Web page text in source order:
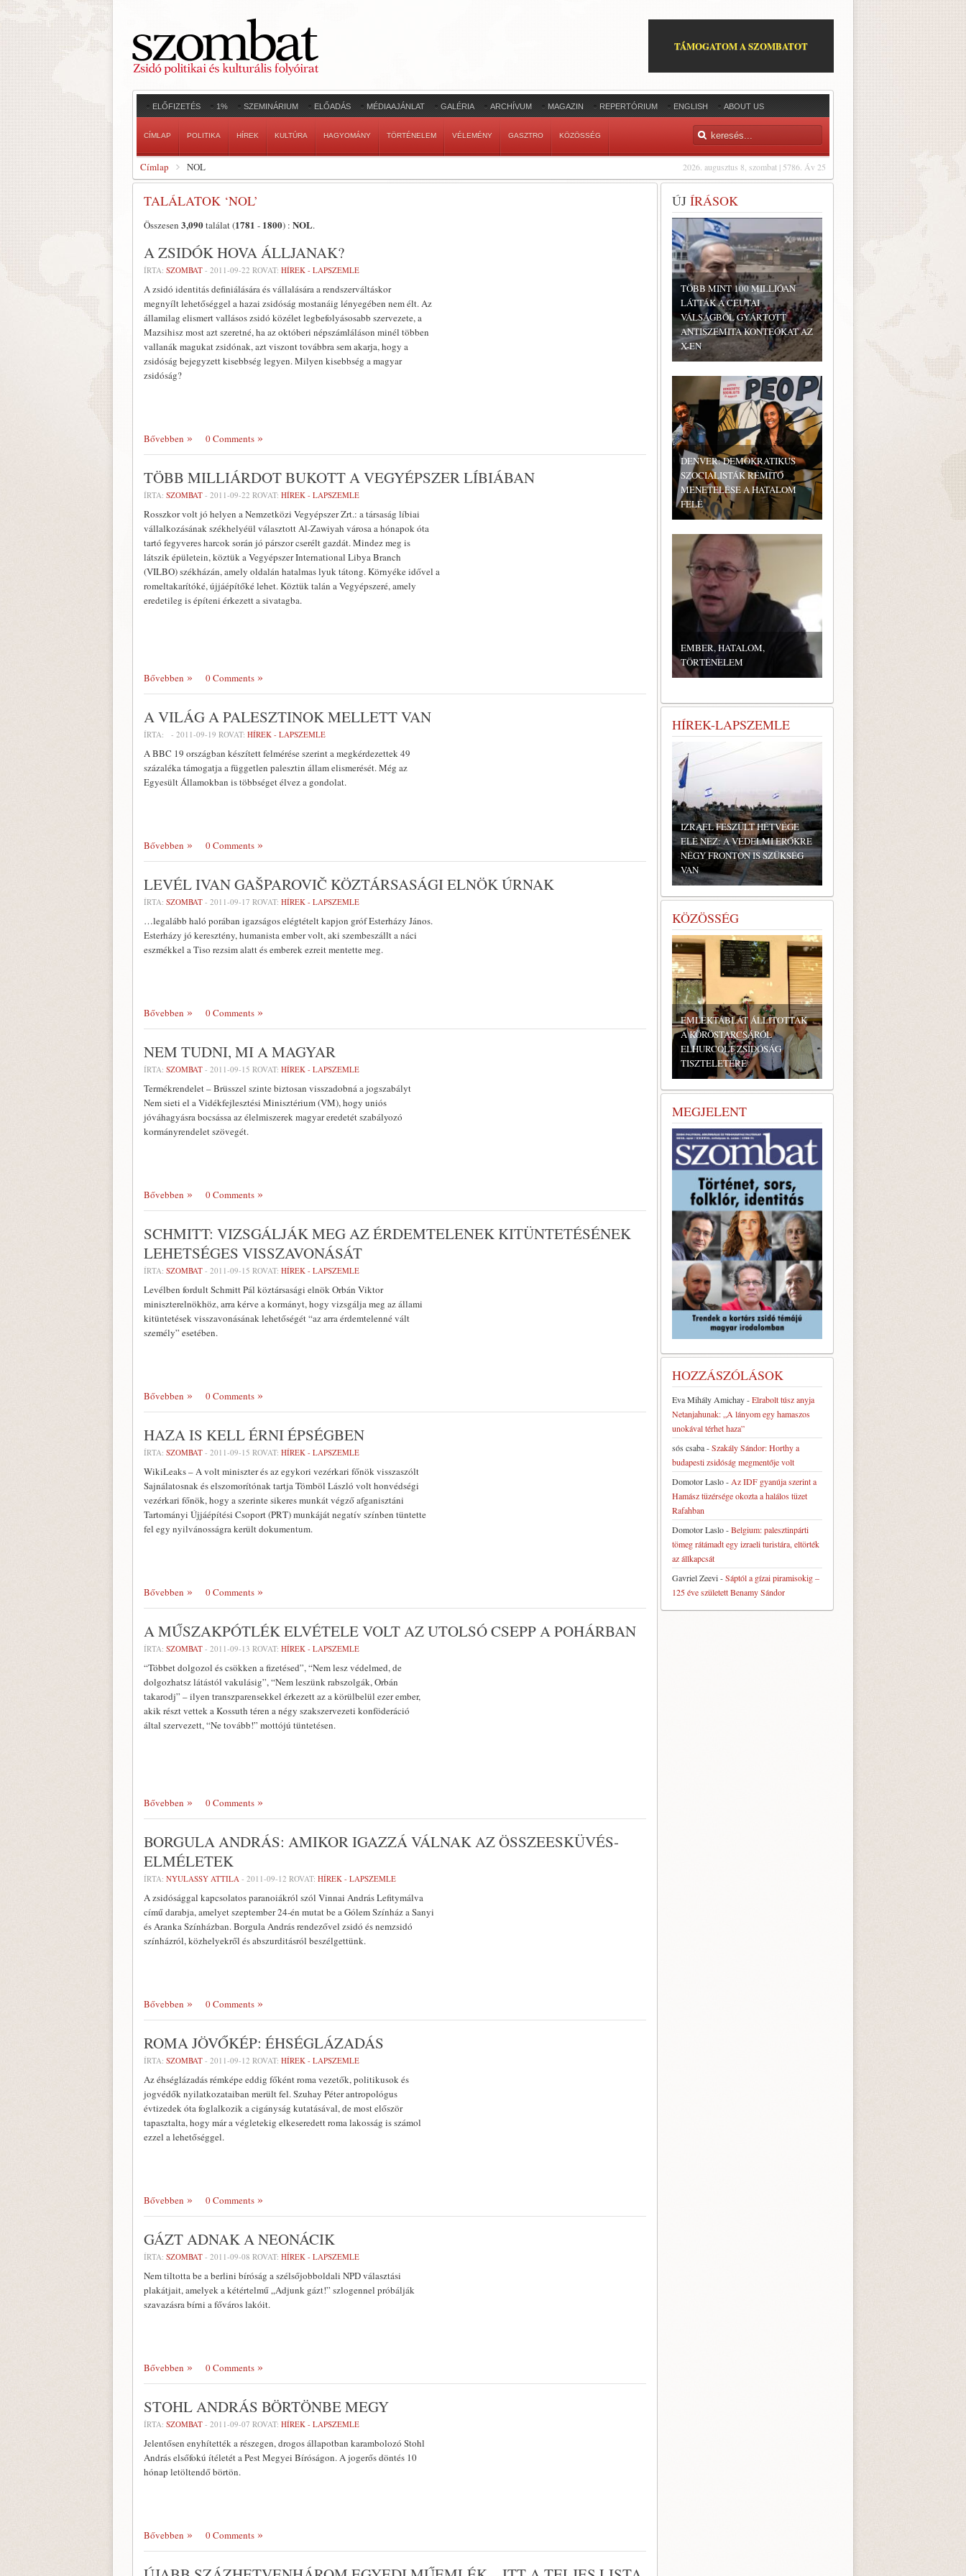
TÁMOGATOM A SZOMBATOT
ELŐFIZETÉS 1% SZEMINÁRIUM ELŐADÁS MÉDIAAJÁNLAT GALÉRIA ARCHÍVUM MAGAZIN REPERTÓRIUM ENGLISH ABOUT US
CÍMLAP POLITIKA HÍREK KULTÚRA HAGYOMÁNY TÖRTÉNELEM VÉLEMÉNY GASZTRO KÖZÖSSÉG
2026. augusztus 8, szombat | 5786. Áv 25
Címlap NOL
TALÁLATOK ‘NOL’
Összesen 3,090találat (1781 - 1800) : NOL.
A ZSIDÓK HOVA ÁLLJANAK?
ÍRTA: SZOMBAT - 2011-09-22 ROVAT: HÍREK - LAPSZEMLE
A zsidó identitás definiálására és vállalására a rendszerváltáskor
megnyílt lehetőséggel a hazai zsidóság mostanáig lényegében nem élt. Az
államilag elismert vallásos zsidó közélet legbefolyásosabb szervezete, a
Mazsihisz most azt szeretné, ha az októberi népszámláláson minél többen
vallanák magukat zsidónak, azt viszont továbbra sem akarja, hogy a
zsidóság bejegyzett kisebbség legyen. Milyen kisebbség a magyar
zsidóság?
Bővebben 0 Comments
TÖBB MILLIÁRDOT BUKOTT A VEGYÉPSZER LÍBIÁBAN
ÍRTA: SZOMBAT - 2011-09-22 ROVAT: HÍREK - LAPSZEMLE
Rosszkor volt jó helyen a Nemzetközi Vegyépszer Zrt.: a társaság líbiai
vállalkozásának székhelyéül választott Al-Zawiyah városa a hónapok óta
tartó fegyveres harcok során jó párszor cserélt gazdát. Mindez meg is
látszik épületein, köztük a Vegyépszer International Libya Branch
(VILBO) székházán, amely oldalán hatalmas lyuk tátong. Környéke idővel a
romeltakarítóké, újjáépítőké lehet. Köztük talán a Vegyépszeré, amely
eredetileg is építeni érkezett a sivatagba.
Bővebben 0 Comments
A VILÁG A PALESZTINOK MELLETT VAN
ÍRTA: - 2011-09-19 ROVAT: HÍREK - LAPSZEMLE
A BBC 19 országban készített felmérése szerint a megkérdezettek 49
százaléka támogatja a független palesztin állam elismerését. Még az
Egyesült Államokban is többséget élvez a gondolat.
Bővebben 0 Comments
LEVÉL IVAN GAŠPAROVIČ KÖZTÁRSASÁGI ELNÖK ÚRNAK
ÍRTA: SZOMBAT - 2011-09-17 ROVAT: HÍREK - LAPSZEMLE
…legalább haló porában igazságos elégtételt kapjon gróf Esterházy János.
Esterházy jó keresztény, humanista ember volt, aki szembeszállt a náci
eszmékkel a Tiso rezsim alatt és emberek ezreit mentette meg.
Bővebben 0 Comments
NEM TUDNI, MI A MAGYAR
ÍRTA: SZOMBAT - 2011-09-15 ROVAT: HÍREK - LAPSZEMLE
Termékrendelet – Brüsszel szinte biztosan visszadobná a jogszabályt
Nem sieti el a Vidékfejlesztési Minisztérium (VM), hogy uniós
jóváhagyásra bocsássa az élelmiszerek magyar eredetét szabályozó
kormányrendelet szövegét.
Bővebben 0 Comments
SCHMITT: VIZSGÁLJÁK MEG AZ ÉRDEMTELENEK KITÜNTETÉSÉNEK
LEHETSÉGES VISSZAVONÁSÁT
ÍRTA: SZOMBAT - 2011-09-15 ROVAT: HÍREK - LAPSZEMLE
Levélben fordult Schmitt Pál köztársasági elnök Orbán Viktor
miniszterelnökhöz, arra kérve a kormányt, hogy vizsgálja meg az állami
kitüntetések visszavonásának lehetőségét “az arra érdemtelenné vált
személy” esetében.
Bővebben 0 Comments
HAZA IS KELL ÉRNI ÉPSÉGBEN
ÍRTA: SZOMBAT - 2011-09-15 ROVAT: HÍREK - LAPSZEMLE
WikiLeaks – A volt miniszter és az egykori vezérkari főnök visszaszólt
Sajnálatosnak és elszomorítónak tartja Tömböl László volt honvédségi
vezérkari főnök, hogy a szerinte sikeres munkát végző afganisztáni
Tartományi Újjáépítési Csoport (PRT) munkáját negatív színben tüntette
fel egy nyilvánosságra került dokumentum.
Bővebben 0 Comments
A MŰSZAKPÓTLÉK ELVÉTELE VOLT AZ UTOLSÓ CSEPP A POHÁRBAN
ÍRTA: SZOMBAT - 2011-09-13 ROVAT: HÍREK - LAPSZEMLE
“Többet dolgozol és csökken a fizetésed”, “Nem lesz védelmed, de
dolgozhatsz látástól vakulásig”, “Nem leszünk rabszolgák, Orbán
takarodj” – ilyen transzparensekkel érkezett az a körülbelül ezer ember,
akik részt vettek a Kossuth téren a négy szakszervezeti konföderáció
által szervezett, “Ne tovább!” mottójú tüntetésen.
Bővebben 0 Comments
BORGULA ANDRÁS: AMIKOR IGAZZÁ VÁLNAK AZ ÖSSZEESKÜVÉS-
ELMÉLETEK
ÍRTA: NYULASSY ATTILA - 2011-09-12 ROVAT: HÍREK - LAPSZEMLE
A zsidósággal kapcsolatos paranoiákról szól Vinnai András Lefitymálva
című darabja, amelyet szeptember 24-én mutat be a Gólem Színház a Sanyi
és Aranka Színházban. Borgula András rendezővel zsidó és nemzsidó
színházról, közhelyekről és abszurditásról beszélgettünk.
Bővebben 0 Comments
ROMA JÖVŐKÉP: ÉHSÉGLÁZADÁS
ÍRTA: SZOMBAT - 2011-09-12 ROVAT: HÍREK - LAPSZEMLE
Az éhséglázadás rémképe eddig főként roma vezetők, politikusok és
jogvédők nyilatkozataiban merült fel. Szuhay Péter antropológus
évtizedek óta foglalkozik a cigányság kutatásával, de most először
tapasztalta, hogy már a végletekig elkeseredett roma lakosság is számol
ezzel a lehetőséggel.
Bővebben 0 Comments
GÁZT ADNAK A NEONÁCIK
ÍRTA: SZOMBAT - 2011-09-08 ROVAT: HÍREK - LAPSZEMLE
Nem tiltotta be a berlini bíróság a szélsőjobboldali NPD választási
plakátjait, amelyek a kétértelmű „Adjunk gázt!” szlogennel próbálják
szavazásra bírni a főváros lakóit.
Bővebben 0 Comments
STOHL ANDRÁS BÖRTÖNBE MEGY
ÍRTA: SZOMBAT - 2011-09-07 ROVAT: HÍREK - LAPSZEMLE
Jelentősen enyhítették a részegen, drogos állapotban karambolozó Stohl
András elsőfokú ítéletét a Pest Megyei Bíróságon. A jogerős döntés 10
hónap letöltendő börtön.
Bővebben 0 Comments
ÚJ ÍRÁSOK
TÖBB MINT 100 MILLIÓAN
LÁTTÁK A CEUTAI
VÁLSÁGBÓL GYÁRTOTT
ANTISZEMITA KONTEÓKAT AZ
X-EN
DENVER: DEMOKRATIKUS
SZOCIALISTÁK RÉMÍTŐ
MENETELÉSE A HATALOM
FELÉ
EMBER, HATALOM,
TÖRTÉNELEM
HÍREK-LAPSZEMLE
IZRAEL FESZÜLT HÉTVÉGE
ELÉ NÉZ: A VÉDELMI ERŐKRE
NÉGY FRONTON IS SZÜKSÉG
VAN
KÖZÖSSÉG
EMLÉKTÁBLÁT ÁLLÍTOTTAK
A KÖRÖSTARCSÁRÓL
ELHURCOLT ZSIDÓSÁG
TISZTELETÉRE
MEGJELENT
HOZZÁSZÓLÁSOK
Eva Mihály Amichay-Elrabolt túsz anyja
Netanjahunak: „A lányom egy hamaszos
unokával térhet haza”
sós csaba-Szakály Sándor: Horthy a
budapesti zsidóság megmentője volt
Domotor Laslo- Az IDF gyanúja szerint a
Hamász tüzérsége okozta a halálos tüzet
Rafahban
Domotor Laslo-Belgium: palesztinpárti
tömeg rátámadt egy izraeli turistára, eltörték
az állkapcsát
Gavriel Zeevi-Sáptól a gízai piramisokig –
125 éve született Benamy Sándor